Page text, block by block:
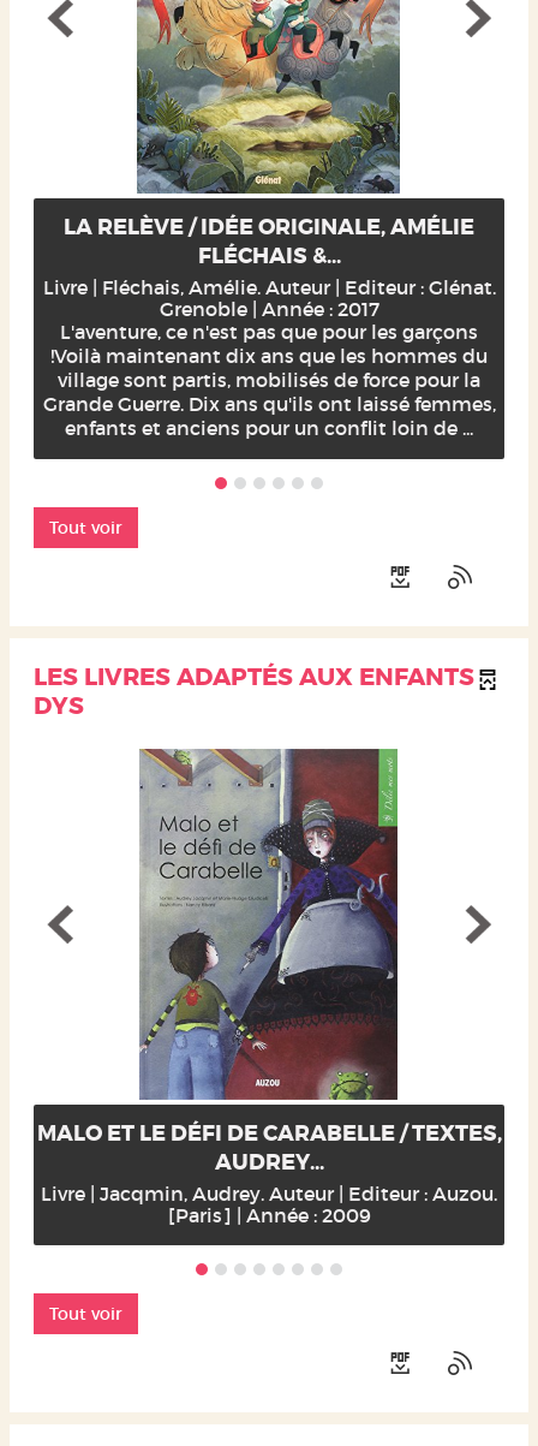
LA RELÈVE / IDÉE ORIGINALE, AMÉLIE
FLÉCHAIS &...
Livre | Fléchais, Amélie. Auteur | Editeur : Glénat.
Grenoble | Année : 2017
L'aventure, ce n'est pas que pour les garçons
!Voilà maintenant dix ans que les hommes du
village sont partis, mobilisés de force pour la
Grande Guerre. Dix ans qu'ils ont laissé femmes,
enfants et anciens pour un conflit loin de ...
Tout voir
LES LIVRES ADAPTÉS AUX ENFANTS
DYS
MALO ET LE DÉFI DE CARABELLE / TEXTES,
AUDREY...
Livre | Jacqmin, Audrey. Auteur | Editeur : Auzou.
[Paris] | Année : 2009
Tout voir